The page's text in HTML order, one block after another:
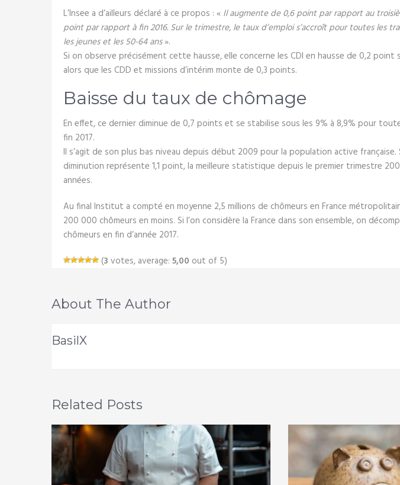
L’Insee a d’ailleurs déclaré à ce propos : « Il augmente de 0,6 point par rapport au
point par rapport à fin 2016. Sur le trimestre, le taux d’emploi s’accroît pour toutes les
les jeunes et les 50-64 ans».
Si on observe précisément cette hausse, elle concerne les CDI en hausse de 0,2
alors que les CDD et missions d’intérim monte de 0,3 points.
Baisse du taux de chômage
En effet, ce dernier diminue de 0,7 points et se stabilise sous les 9% à 8,9% pour
fin 2017.
Il s’agit de son plus bas niveau depuis début 2009 pour la population active française.
diminution représente 1,1 point, la meilleure statistique depuis le premier trimestre
années.
Au final Institut a compté en moyenne 2,5 millions de chômeurs en France
200 000 chômeurs en moins. Si l’on considère la France dans son ensemble, on
chômeurs en fin d’année 2017.
(3 votes, average: 5,00 out of 5)
About The Author
BasilX
Related Posts